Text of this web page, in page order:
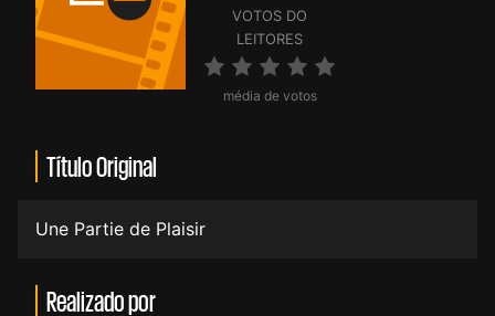
VOTOS DO
LEITORES
média de votos
Título Original
Une Partie de Plaisir
Realizado por